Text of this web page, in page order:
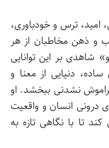
امید، ترس و خودباوری،
و ذهن مخاطبان از هر
بر این توانایی
دنیایی از معنا و
نشدنی ببخشد. او
درونی انسان و واقعیت
تا با نگاهی تازه به